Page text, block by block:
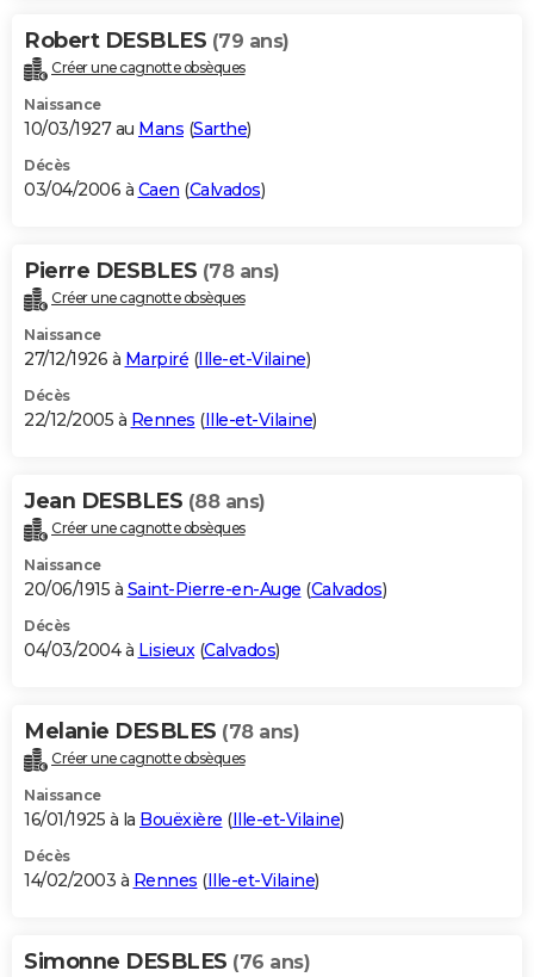
Robert DESBLES (79 ans)
Créer une cagnotte obsèques
Naissance
10/03/1927 au Mans (Sarthe)
Décès
03/04/2006 à Caen (Calvados)
Pierre DESBLES (78 ans)
Créer une cagnotte obsèques
Naissance
27/12/1926 à Marpiré (Ille-et-Vilaine)
Décès
22/12/2005 à Rennes (Ille-et-Vilaine)
Jean DESBLES (88 ans)
Créer une cagnotte obsèques
Naissance
20/06/1915 à Saint-Pierre-en-Auge (Calvados)
Décès
04/03/2004 à Lisieux(Calvados)
Melanie DESBLES (78 ans)
Créer une cagnotte obsèques
Naissance
16/01/1925 à la Bouëxière (Ille-et-Vilaine)
Décès
14/02/2003 à Rennes (Ille-et-Vilaine)
Simonne DESBLES (76 ans)